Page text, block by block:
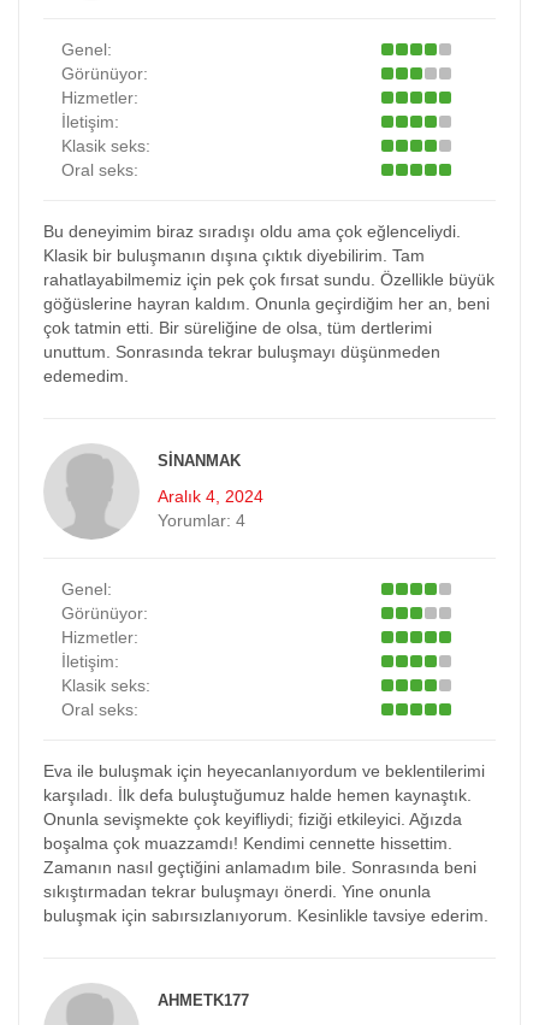
Genel:
Görünüyor:
Hizmetler:
İletişim:
Klasik seks:
Oral seks:
Bu deneyimim biraz sıradışı oldu ama çok eğlenceliydi.
Klasik bir buluşmanın dışına çıktık diyebilirim. Tam
rahatlayabilmemiz için pek çok fırsat sundu. Özellikle büyük
göğüslerine hayran kaldım. Onunla geçirdiğim her an, beni
çok tatmin etti. Bir süreliğine de olsa, tüm dertlerimi
unuttum. Sonrasında tekrar buluşmayı düşünmeden
edemedim.
SINANMAK
Aralık 4, 2024
Yorumlar: 4
Genel:
Görünüyor:
Hizmetler:
İletişim:
Klasik seks:
Oral seks:
Eva ile buluşmak için heyecanlanıyordum ve beklentilerimi
karşıladı. İlk defa buluştuğumuz halde hemen kaynaştık.
Onunla sevişmekte çok keyifliydi; fiziği etkileyici. Ağızda
boşalma çok muazzamdı! Kendimi cennette hissettim.
Zamanın nasıl geçtiğini anlamadım bile. Sonrasında beni
sıkıştırmadan tekrar buluşmayı önerdi. Yine onunla
buluşmak için sabırsızlanıyorum. Kesinlikle tavsiye ederim.
AHMETK177